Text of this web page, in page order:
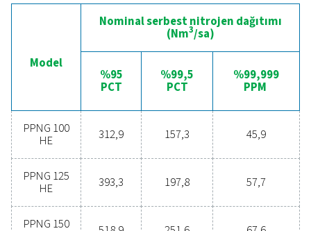
Son teknoloji Purelogic Dokunmatik kontrol ünitesi,
800 HE nitrojen jeneratörü için ileri teknoloji ve kullanım
sağlar. Bu kontrol cihazı, besleme havası kalitesinin
kendine koruyucu izleme ve nitrojen akışı, saflık ve
hassas ölçümü ve kontrolü gibi özelliklerle içiniz rahat
performans optimizasyonu sunar.
Ek olarak, isteğe bağlı 24/7 ICONS uzaktan izleme
basınç, saflık ve diğer önemli verilerin gerçek zamanlı
izlenmesini sağlayarak üretim sürecinizin güvenilirliğini
verimliliğini daha da artırır. Bu entegrasyon, tüm
ihtiyaçlarınız için optimum performans ve sorunsuz
sağlar.